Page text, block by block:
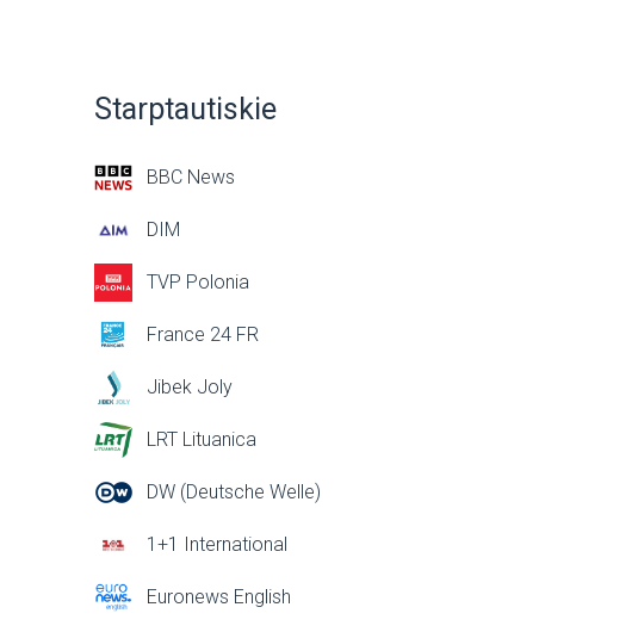
Starptautiskie
BBC News
DIM
TVP Polonia
France 24 FR
Jibek Joly
LRT Lituanica
DW (Deutsche Welle)
1+1 International
Euronews English